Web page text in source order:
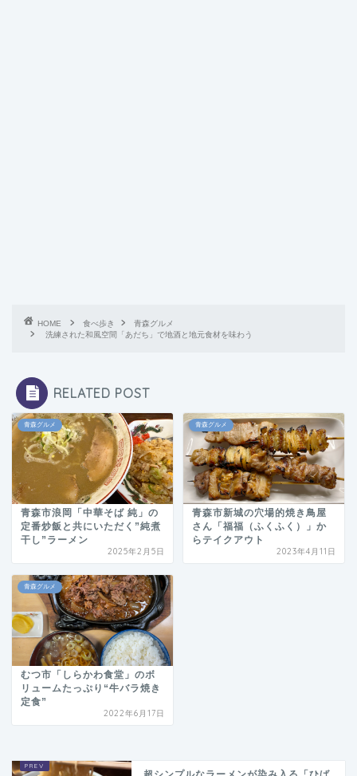
HOME 食べ歩き
青森グルメ
洗練された和風空間「あだち」で地酒と地元食材を味わう
RELATED POST
青森グルメ
青森市浪岡「中華そば 純」の
定番炒飯と共にいただく”純煮
干し”ラーメン
2025年2月5日
青森グルメ
青森市新城の穴場的焼き鳥屋
さん「福福（ふくふく）」か
らテイクアウト
2023年4月11日
青森グルメ
むつ市「しらかわ食堂」のボ
リュームたっぷり“牛バラ焼き
定食”
2022年6月17日